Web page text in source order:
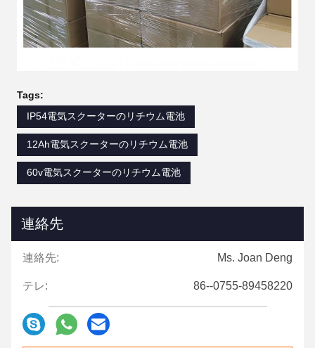
Tags:
IP54電気スクーターのリチウム電池
12Ah電気スクーターのリチウム電池
60v電気スクーターのリチウム電池
連絡先
連絡先: Ms. Joan Deng
テレ: 86--0755-89458220